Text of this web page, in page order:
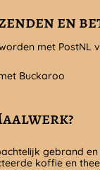
en
met PostNL
gebrand en
koffie en